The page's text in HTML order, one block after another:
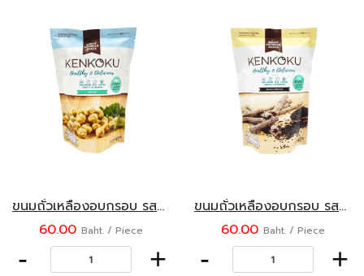
ขนมถั่วเหลืองอบกรอบ รสวาซาบิ ตรา KENKOKU ขนาด 45 กรัม
60.00 Baht. / Piece
- +
ขนมถั่วเหลืองอบกรอบ รสงาดำ ตรา KENKOKU ขนาด 45 กรัม
60.00 Baht. / Piece
- +